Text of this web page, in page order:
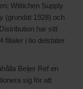
Wittichen Supply
(grundat 1928) och
har sitt
filialer i tio delstater
Beijer Ref en
sig för att